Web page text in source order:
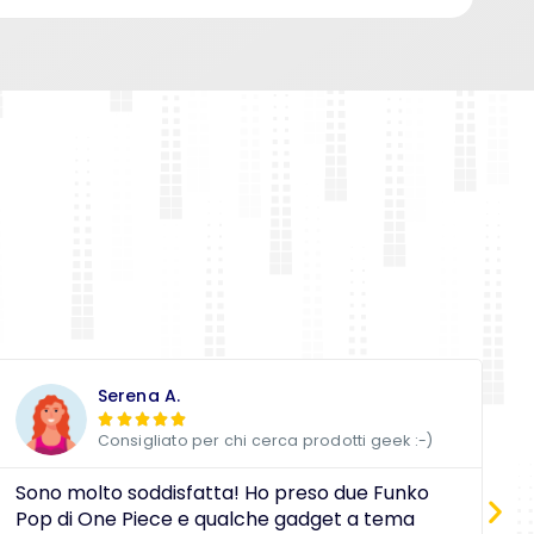
Serena A.
 
Consigliato per chi cerca prodotti geek :-)
Sono molto soddisfatta! Ho preso due Funko
Pop di One Piece e qualche gadget a tema